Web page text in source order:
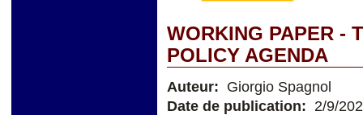
WORKING PAPER -
POLICY AGENDA
Auteur: Giorgio Spagnol
Date de publication: 2/9/